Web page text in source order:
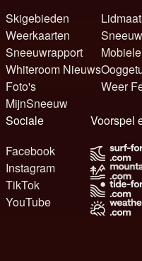
Skigebieden
Weerkaarten
Sneeuwrapport
Whiteroom Nieuws
Foto's
MijnSneeuw
Weer
Sociale
Facebook
Instagram
TikTok
YouTube
Voorspel